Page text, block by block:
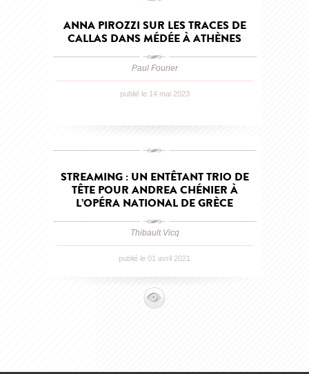
ANNA PIROZZI SUR LES TRACES DE
CALLAS DANS MÉDÉE À ATHÈNES
Paul Fourier
publié le 14 mai 2023
STREAMING : UN ENTÊTANT TRIO DE
TÊTE POUR ANDREA CHÉNIER À
L’OPÉRA NATIONAL DE GRÈCE
Thibault Vicq
publié le 01 avril 2021